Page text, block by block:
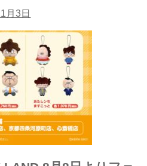
月3日